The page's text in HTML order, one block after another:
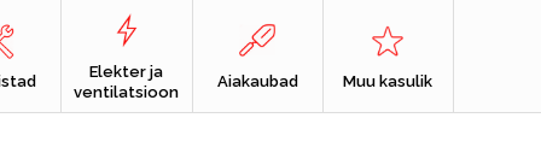
Elekter ja
ventilatsioon
Aiakaubad Muu kasulik